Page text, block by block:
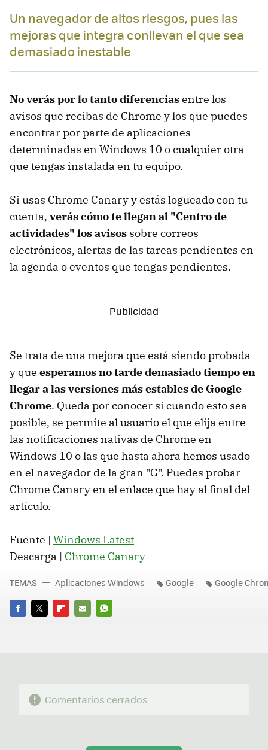
Un navegador de altos riesgos, pues las
mejoras que integra conllevan el que sea
demasiado inestable
No verás por lo tanto diferenciasentre los
avisos que recibas de Chrome y los que puedes
encontrar por parte de aplicaciones
determinadas en Windows 10 o cualquier otra
que tengas instalada en tu equipo.
Si usas Chrome Canary y estás logueado con tu
cuenta, verás cómo te llegan al "Centro de
actividades" los avisos sobre correos
electrónicos, alertas de las tareas pendientes en
la agenda o eventos que tengas pendientes.
Se trata de una mejora que está siendo probada
y que esperamos no tarde demasiado tiempo en
llegar a las versiones más estables de Google
Chrome. Queda por conocer si cuando esto sea
posible, se permite al usuario el que elija entre
las notificaciones nativas de Chrome en
Windows 10 o las que hasta ahora hemos usado
en el navegador de la gran "G". Puedes probar
Chrome Canary en el enlace que hay al final del
artículo.
Fuente | Windows Latest
Descarga | Chrome Canary
FACEBOOK
TWITTERFLIPBOARD
E-
WHATSAPP
TEMAS Aplicaciones Windows Google Google
Comentarios cerrados